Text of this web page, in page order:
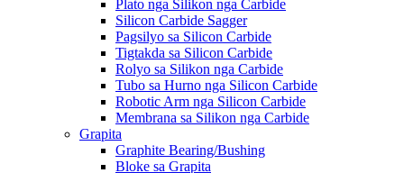
Plato nga Silikon nga Carbide
Silicon Carbide Sagger
Pagsilyo sa Silicon Carbide
Tigtakda sa Silicon Carbide
Rolyo sa Silikon nga Carbide
Tubo sa Hurno nga Silicon Carbide
Robotic Arm nga Silicon Carbide
Membrana sa Silikon nga Carbide
Grapita
Graphite Bearing/Bushing
Bloke sa Grapita